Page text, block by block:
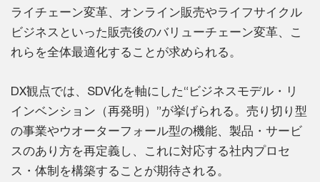
ライチェーン変革、オンライン販売やライフサイクル
ビジネスといった販売後のバリューチェーン変革、こ
れらを全体最適化することが求められる。
DX観点では、SDV化を軸にした“ビジネスモデル・リ
インベンション（再発明）”が挙げられる。売り切り型
の事業やウオーターフォール型の機能、製品・サービ
スのあり方を再定義し、これに対応する社内プロセ
ス・体制を構築することが期待される。